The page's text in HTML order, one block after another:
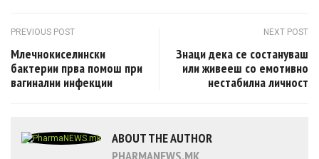
Post navigation
PREVIOUS POST
Млечнокиселински
бактерии прва помош при
вагинални инфекции
NEXT POST
Знаци дека се состануваш
или живееш со емотивно
нестабилна личност
ABOUT THE AUTHOR